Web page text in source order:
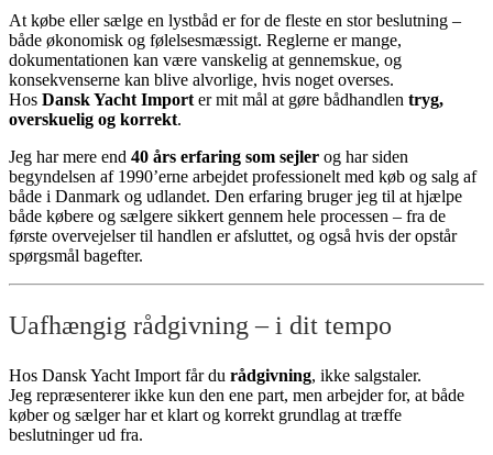
At købe eller sælge en lystbåd er for de fleste en stor beslutning –
både økonomisk og følelsesmæssigt. Reglerne er mange,
dokumentationen kan være vanskelig at gennemskue, og
konsekvenserne kan blive alvorlige, hvis noget overses.
Hos Dansk Yacht Importer mit mål at gøre bådhandlen tryg,
overskuelig og korrekt.
Jeg har mere end 40 års erfaring som sejler og har siden
begyndelsen af 1990’erne arbejdet professionelt med køb og salg af
både i Danmark og udlandet. Den erfaring bruger jeg til at hjælpe
både købere og sælgere sikkert gennem hele processen – fra de
første overvejelser til handlen er afsluttet, og også hvis der opstår
spørgsmål bagefter.
Uafhængig rådgivning – i dit tempo
Hos Dansk Yacht Import får du rådgivning, ikke salgstaler.
Jeg repræsenterer ikke kun den ene part, men arbejder for, at både
køber og sælger har et klart og korrekt grundlag at træffe
beslutninger ud fra.